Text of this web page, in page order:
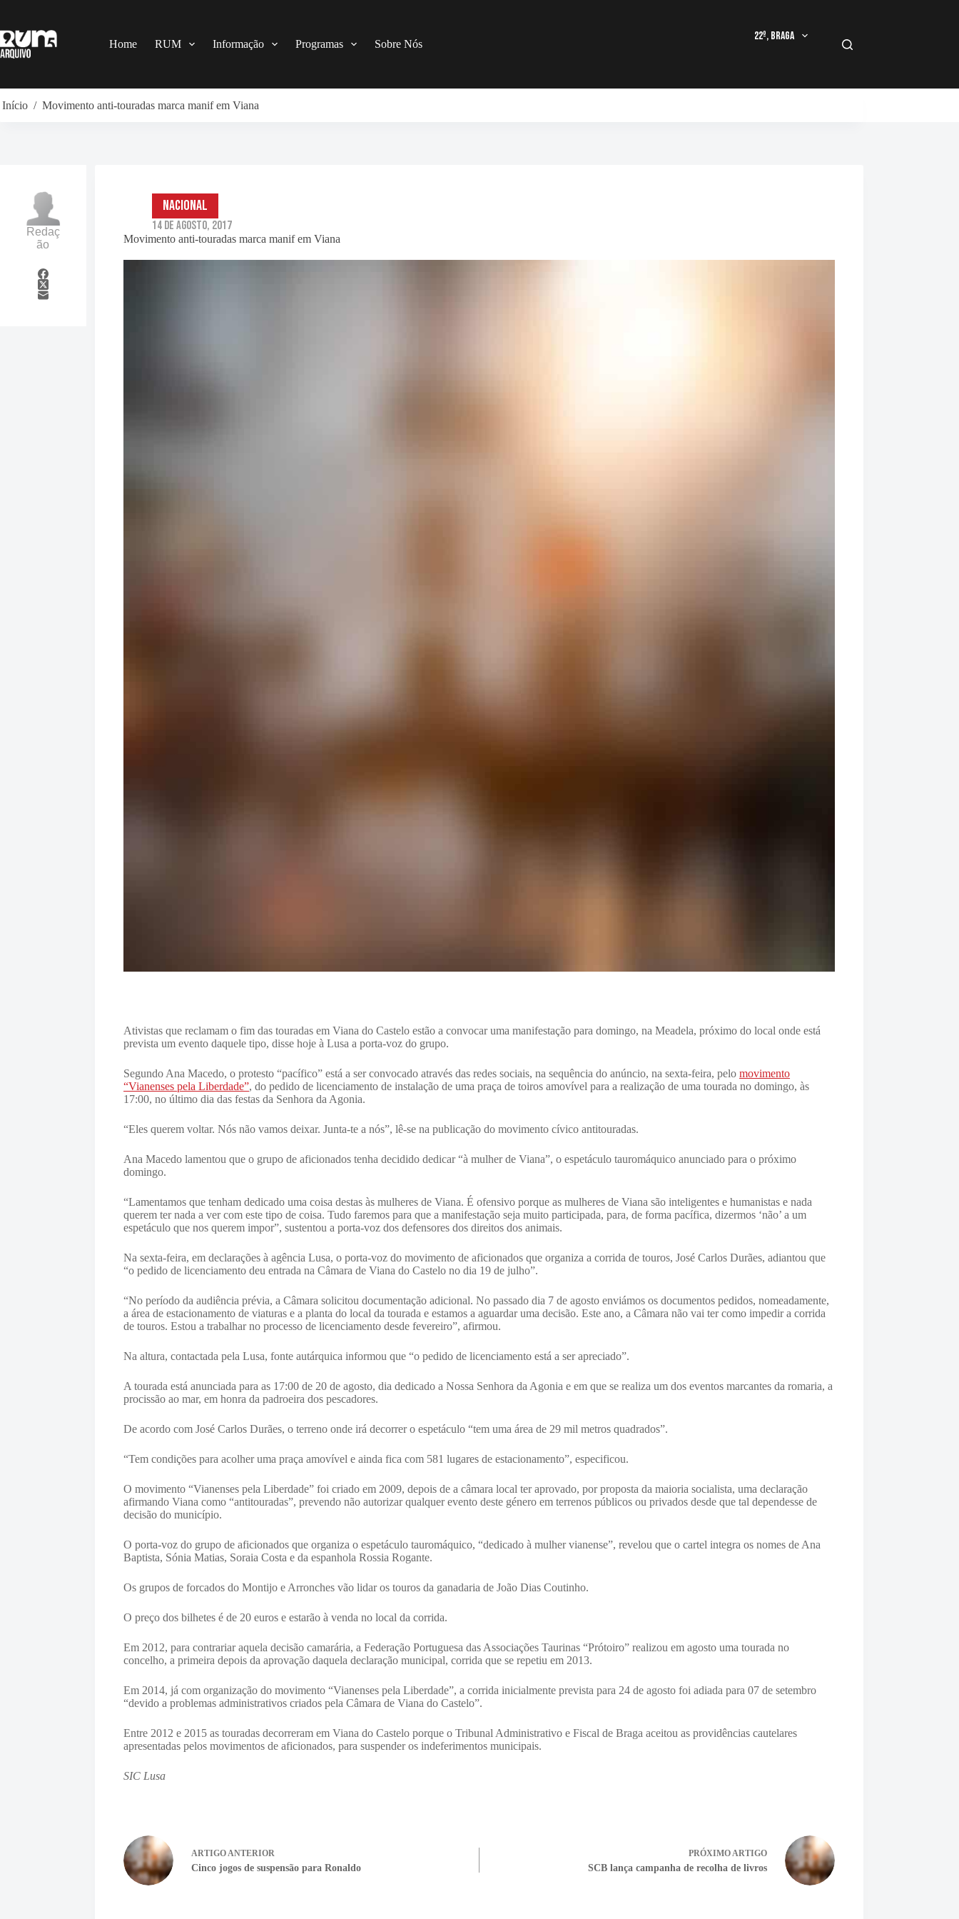
o
conteúdo
Home RUM Informação Programas Sobre Nós
22º, Braga
Início / Movimento anti-touradas marca manif em Viana
Movimento anti-touradas marca manif em Viana
Nacional
14 de Agosto, 2017
Ativistas que reclamam o fim das touradas em Viana do Castelo estão a convocar uma manifestação para domingo, na Meadela, próximo do local onde está
prevista um evento daquele tipo, disse hoje à Lusa a porta-voz do grupo.
Segundo Ana Macedo, o protesto “pacífico” está a ser convocado através das redes sociais, na sequência do anúncio, na sexta-feira, pelomovimento
“Vianenses pela Liberdade”, do pedido de licenciamento de instalação de uma praça de toiros amovível para a realização de uma tourada no domingo, às
17:00, no último dia das festas da Senhora da Agonia.
“Eles querem voltar. Nós não vamos deixar. Junta-te a nós”, lê-se na publicação do movimento cívico antitouradas.
Ana Macedo lamentou que o grupo de aficionados tenha decidido dedicar “à mulher de Viana”, o espetáculo tauromáquico anunciado para o próximo
domingo.
“Lamentamos que tenham dedicado uma coisa destas às mulheres de Viana. É ofensivo porque as mulheres de Viana são inteligentes e humanistas e nada
querem ter nada a ver com este tipo de coisa. Tudo faremos para que a manifestação seja muito participada, para, de forma pacífica, dizermos ‘não’ a um
espetáculo que nos querem impor”, sustentou a porta-voz dos defensores dos direitos dos animais.
Na sexta-feira, em declarações à agência Lusa, o porta-voz do movimento de aficionados que organiza a corrida de touros, José Carlos Durães, adiantou que
“o pedido de licenciamento deu entrada na Câmara de Viana do Castelo no dia 19 de julho”.
“No período da audiência prévia, a Câmara solicitou documentação adicional. No passado dia 7 de agosto enviámos os documentos pedidos, nomeadamente,
a área de estacionamento de viaturas e a planta do local da tourada e estamos a aguardar uma decisão. Este ano, a Câmara não vai ter como impedir a corrida
de touros. Estou a trabalhar no processo de licenciamento desde fevereiro”, afirmou.
Na altura, contactada pela Lusa, fonte autárquica informou que “o pedido de licenciamento está a ser apreciado”.
A tourada está anunciada para as 17:00 de 20 de agosto, dia dedicado a Nossa Senhora da Agonia e em que se realiza um dos eventos marcantes da romaria, a
procissão ao mar, em honra da padroeira dos pescadores.
De acordo com José Carlos Durães, o terreno onde irá decorrer o espetáculo “tem uma área de 29 mil metros quadrados”.
“Tem condições para acolher uma praça amovível e ainda fica com 581 lugares de estacionamento”, especificou.
O movimento “Vianenses pela Liberdade” foi criado em 2009, depois de a câmara local ter aprovado, por proposta da maioria socialista, uma declaração
afirmando Viana como “antitouradas”, prevendo não autorizar qualquer evento deste género em terrenos públicos ou privados desde que tal dependesse de
decisão do município.
O porta-voz do grupo de aficionados que organiza o espetáculo tauromáquico, “dedicado à mulher vianense”, revelou que o cartel integra os nomes de Ana
Baptista, Sónia Matias, Soraia Costa e da espanhola Rossia Rogante.
Os grupos de forcados do Montijo e Arronches vão lidar os touros da ganadaria de João Dias Coutinho.
O preço dos bilhetes é de 20 euros e estarão à venda no local da corrida.
Em 2012, para contrariar aquela decisão camarária, a Federação Portuguesa das Associações Taurinas “Prótoiro” realizou em agosto uma tourada no
concelho, a primeira depois da aprovação daquela declaração municipal, corrida que se repetiu em 2013.
Em 2014, já com organização do movimento “Vianenses pela Liberdade”, a corrida inicialmente prevista para 24 de agosto foi adiada para 07 de setembro
“devido a problemas administrativos criados pela Câmara de Viana do Castelo”.
Entre 2012 e 2015 as touradas decorreram em Viana do Castelo porque o Tribunal Administrativo e Fiscal de Braga aceitou as providências cautelares
apresentadas pelos movimentos de aficionados, para suspender os indeferimentos municipais.
SIC Lusa
ARTIGOANTERIOR
Cinco jogos de suspensão para Ronaldo
PRÓXIMOARTIGO
SCB lança campanha de recolha de livros
Redaç
ão